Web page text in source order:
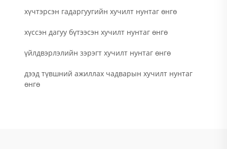
хүчтэрсэн гадаргуугийн хучилт нунтаг өнгө
хүссэн дагуу бүтээсэн хучилт нунтаг өнгө
үйлдвэрлэлийн зэрэгт хучилт нунтаг өнгө
дээд түвшний ажиллах чадварын хучилт нунтаг
өнгө